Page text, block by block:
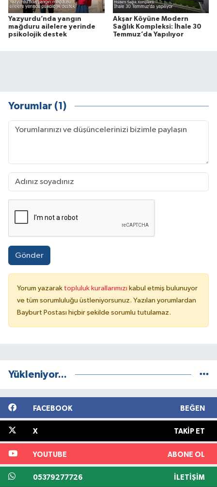
Yazyurdu’nda yangın
mağduru ailelere yerinde
psikolojik destek
Akşar Köyüne Modern
Sağlık Kompleksi: İhale 30
Temmuz’da Yapılıyor
Yorumlar (1)
Gönder
Yorum yazarak topluluk kurallarımızı kabul etmiş bulunuyor
ve tüm sorumluluğu üstleniyorsunuz. Yazılan yorumlardan
Bayburt Postası hiçbir şekilde sorumlu tutulamaz.
Yükleniyor...
FACEBOOK BEĞEN
X TAKIP ET
YOUTUBE ABONE OL
05379277726 İLETIŞIM